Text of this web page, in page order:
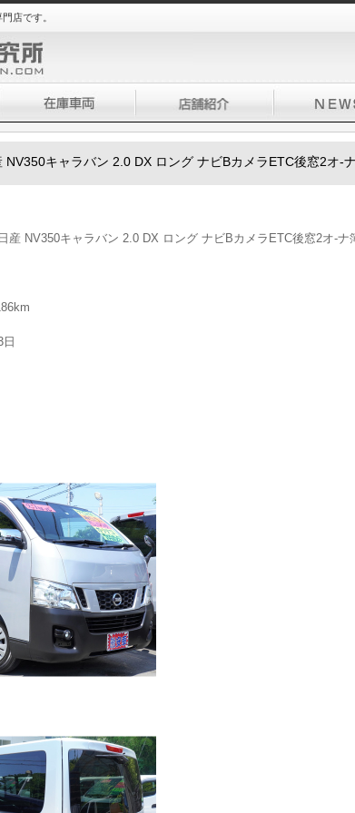
店です。
NV350キャラバン 2.0 DX ロング ナビBカメラETC後窓2オ-
産 NV350キャラバン 2.0 DX ロング ナビBカメラETC後窓2オ-ナ